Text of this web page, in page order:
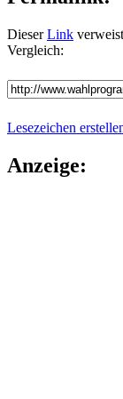
DieserLink
Vergleich:
Lesezeichen
Anzeige: